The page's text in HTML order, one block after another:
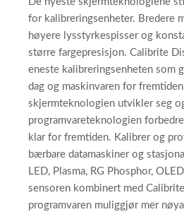
for kalibreringsenheter. Bredere
høyere lysstyrkespisser og
større fargepresisjon. Calibrite
eneste kalibreringsenheten som
dag og maskinvaren for
skjermteknologien utvikler seg
programvareteknologien
klar for fremtiden. Kalibrer og
bærbare datamaskiner og
LED, Plasma, RG Phosphor,
sensoren kombinert med
programvaren muliggjør mer